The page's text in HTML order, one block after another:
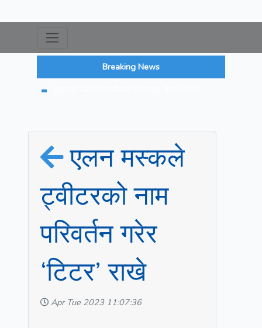
Breaking News
एलन मस्कले
ट्वीटरको नाम
परिवर्तन गरेर
‘टिटर’ राखे
Apr Tue 2023 11:07:36